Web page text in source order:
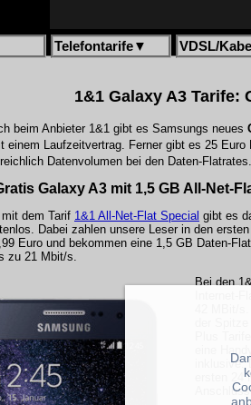
Telefontarife▼ VDSL/
1&1 Galaxy A3 Tarife:
beim Anbieter 1&1 gibt es Samsungs neues
einem Laufzeitvertrag. Ferner gibt es 25
Datenvolumen bei den Daten-
Galaxy A3 mit 1,5 GB All-Net-
mit dem Tarif 1&1 All-Net-Flat Special gibt es
Dabei zahlen unsere Leser in den
Euro und bekommen eine 1,5 GB Daten-
zu 21 Mbit/s.
Bei den
Plus
eine
ersten